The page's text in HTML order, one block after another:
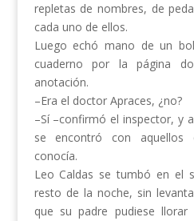
repletas de nombres, de
cada uno de ellos.
Luego echó mano de un
cuaderno por la página
anotación.
–Era el doctor Apraces, ¿no?
–Sí –confirmó el inspector, y
se encontró con
conocía.
Leo Caldas se tumbó en el
resto de la noche, sin
que su padre pudiese